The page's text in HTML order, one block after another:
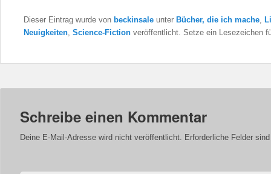
Dieser Eintrag wurde von beckinsale unter Bücher, die ich mache
Neuigkeiten Science-Fiction veröffentlicht. Setze ein Lesezeichen
Schreibe einen Kommentar
Deine E-Mail-Adresse wird nicht veröffentlicht. Erforderliche Felder